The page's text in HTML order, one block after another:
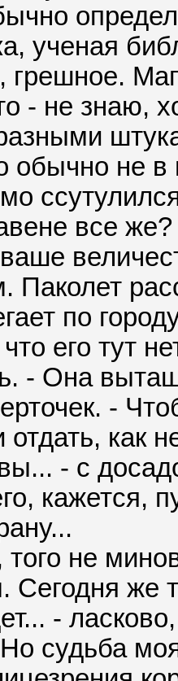
ученая
- не знаю,
обычно не
все же?
Паколет
по
его тут
- Она
-
как
- с
кажется,
не
же
-
судьба